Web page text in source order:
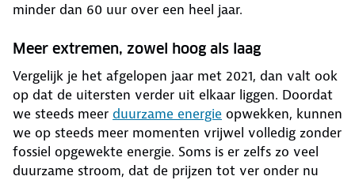
minder dan 60 uur over een heel jaar.
Meer extremen, zowel hoog als laag
Vergelijk je het afgelopen jaar met 2021, dan valt ook
op dat de uitersten verder uit elkaar liggen. Doordat
we steeds meer duurzame energie opwekken, kunnen
we op steeds meer momenten vrijwel volledig zonder
fossiel opgewekte energie. Soms is er zelfs zo veel
duurzame stroom, dat de prijzen tot ver onder nu